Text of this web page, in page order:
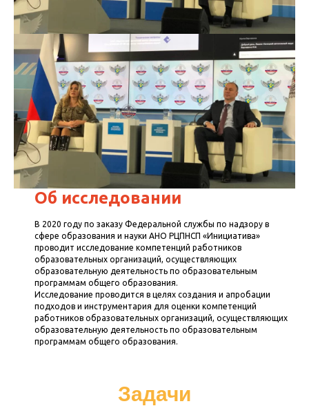
Об исследовании
В 2020 году по заказу Федеральной службы по надзору в
сфере образования и науки АНО РЦПНСП «Инициатива»
проводит исследование компетенций работников
образовательных организаций, осуществляющих
образовательную деятельность по образовательным
программам общего образования.
Исследование проводится в целях создания и апробации
подходов и инструментария для оценки компетенций
работников образовательных организаций, осуществляющих
образовательную деятельность по образовательным
программам общего образования.
Задачи